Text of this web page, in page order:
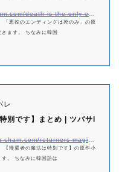
「悪役のエンディングは死のみ」の原
ます。 ちなみに韓国
レ
別です】まとめ | ツバサl
【帰還者の魔法は特別です】の原作小
。 ちなみに韓国語は